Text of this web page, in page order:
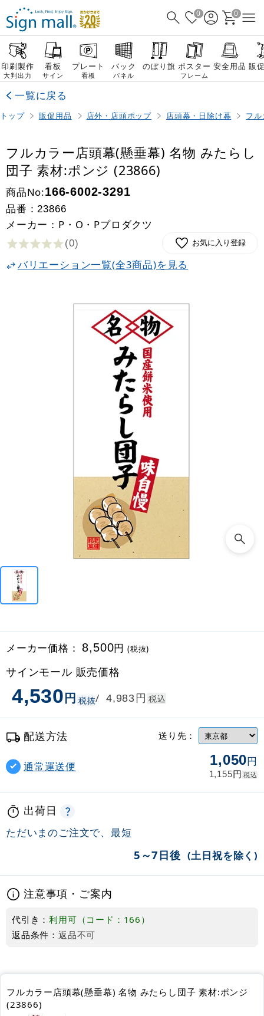
0 0
印刷製作
大判出力
看板
サイン
プレート
看板
バック
パネル
のぼり旗 ポスター
フレーム
安全用品 販
一覧に戻る
トップ 販促用品 店外・店頭ポップ 店頭幕・日除け幕 フ
フルカラー店頭幕(懸垂幕) 名物 みたらし
団子 素材:ポンジ (23866)
商品No:166-6002-3291
品番：23866
メーカー：P・O・Pプロダクツ
(0) お気に入り登録
バリエーション一覧(全3商品)を見る
メーカー価格： 8,500円(税抜)
サインモール 販売価格
4,530円 税抜/ 4,983円 税込
配送方法 送り先：
通常運送便 1,050円
1,155円 税込
出荷日
ただいまのご注文で、最短
5～7日後 (土日祝を除く)
注意事項・ご案内
代引き：利用可（コード：166）
返品条件： 返品不可
フルカラー店頭幕(懸垂幕) 名物 みたらし団子 素材:ポンジ
(23866)